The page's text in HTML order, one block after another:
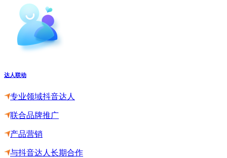
达人联动
专业领域抖音达人
联合品牌推广
产品营销
与抖音达人长期合作